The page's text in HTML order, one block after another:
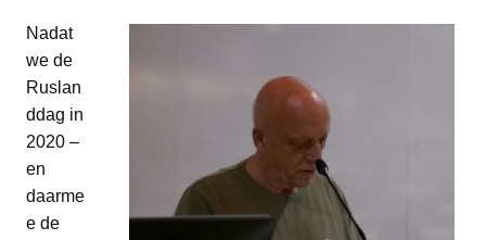
Nadat
we de
Ruslan
ddag in
2020 –
en
daarme
e de